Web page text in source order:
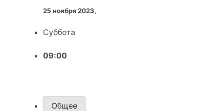
25 ноября 2023,
Суббота
09:00
Общее